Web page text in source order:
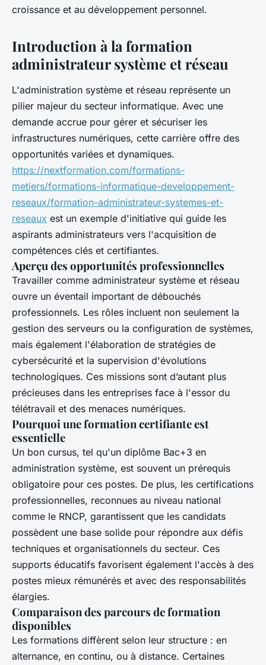
croissance et au développement personnel.
Introduction à la formation
administrateur système et réseau
L'administration système et réseau représente un
pilier majeur du secteur informatique. Avec une
demande accrue pour gérer et sécuriser les
infrastructures numériques, cette carrière offre des
opportunités variées et dynamiques.
https://nextformation.com/formations-
metiers/formations-informatique-developpement-
reseaux/formation-administrateur-systemes-et-
reseaux est un exemple d'initiative qui guide les
aspirants administrateurs vers l'acquisition de
compétences clés et certifiantes.
Aperçu des opportunités professionnelles
Travailler comme administrateur système et réseau
ouvre un éventail important de débouchés
professionnels. Les rôles incluent non seulement la
gestion des serveurs ou la configuration de systèmes,
mais également l'élaboration de stratégies de
cybersécurité et la supervision d'évolutions
technologiques. Ces missions sont d’autant plus
précieuses dans les entreprises face à l'essor du
télétravail et des menaces numériques.
Pourquoi une formation certifiante est
essentielle
Un bon cursus, tel qu'un diplôme Bac+3 en
administration système, est souvent un prérequis
obligatoire pour ces postes. De plus, les certifications
professionnelles, reconnues au niveau national
comme le RNCP, garantissent que les candidats
possèdent une base solide pour répondre aux défis
techniques et organisationnels du secteur. Ces
supports éducatifs favorisent également l'accès à des
postes mieux rémunérés et avec des responsabilités
élargies.
Comparaison des parcours de formation
disponibles
Les formations diffèrent selon leur structure : en
alternance, en continu, ou à distance. Certaines